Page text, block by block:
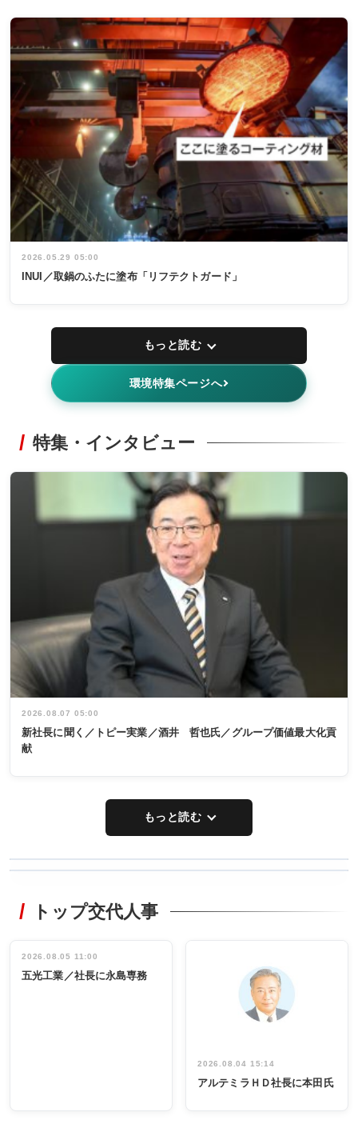
2026.05.29 05:00
INUI／取鍋のふたに塗布「リフテクトガード」
もっと読む
環境特集ページへ
特集・インタビュー
2026.08.07 05:00
新社長に聞く／トピー実業／酒井 哲也氏／グループ価値最大化貢
献
もっと読む
非鉄業界で
インタビュ
ー／社内ア
タックトレー
祝う 業界関
係者ら220人
出席
トップ交代人事
2026.08.05 11:00
五光工業／社長に永島専務
2026.08.04 15:14
アルテミラＨＤ社長に本田氏